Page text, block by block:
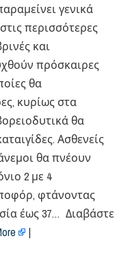
γενικά
περισσότερες
και
πρόσκαιρες
θα
κυρίως στα
θα
Ασθενείς
θα πνέουν
2 με 4
φτάνοντας
έως 37… Διαβάστε
|